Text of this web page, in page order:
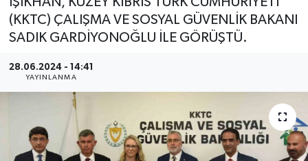
(KKTC) ÇALIŞMA VE SOSYAL GÜVENLİK BAKANI
SADIK GARDİYONOĞLU İLE GÖRÜŞTÜ.
28.06.2024 - 14:41
YAYINLANMA
KÜLTÜR SANAT
MAGAZİN
YEREL